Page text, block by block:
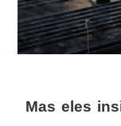
Mas eles